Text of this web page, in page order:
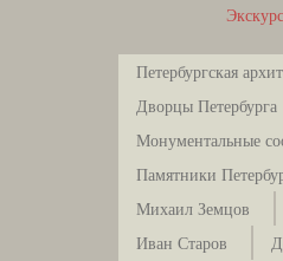
Петербургская
Дворцы Петербурга
Монументальные
Памятники
Михаил Земцов
Иван Старов